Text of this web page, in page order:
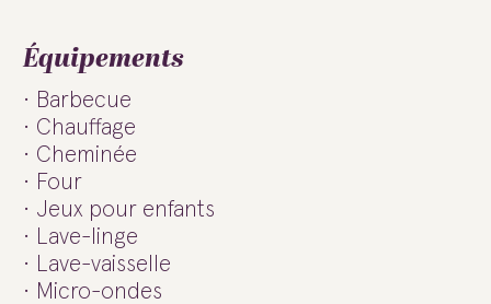
Équipements
Barbecue
Chauffage
Cheminée
Four
Jeux pour enfants
Lave-linge
Lave-vaisselle
Micro-ondes